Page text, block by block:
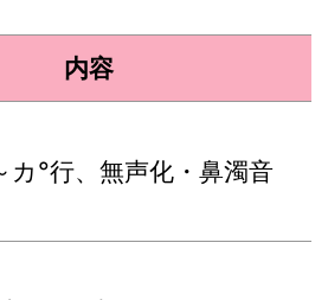
内容
カ°行、無声化・鼻濁音